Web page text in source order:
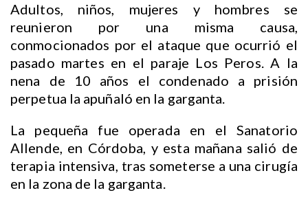
Adultos, niños, mujeres y hombres se
reunieron por una misma causa,
conmocionados por el ataque que ocurrió el
pasado martes en el paraje Los Peros. A la
nena de 10 años el condenado a prisión
perpetua la apuñaló en la garganta.
La pequeña fue operada en el Sanatorio
Allende, en Córdoba, y esta mañana salió de
terapia intensiva, tras someterse a una cirugía
en la zona de la garganta.